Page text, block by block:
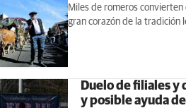
Miles de romeros convierten
gran corazón de la tradición
Duelo de filiales y
y posible ayuda